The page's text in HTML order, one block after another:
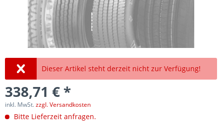
Dieser Artikel steht derzeit nicht zur Verfügung!
338,71 € *
inkl. MwSt.zzgl. Versandkosten
Bitte Lieferzeit anfragen.